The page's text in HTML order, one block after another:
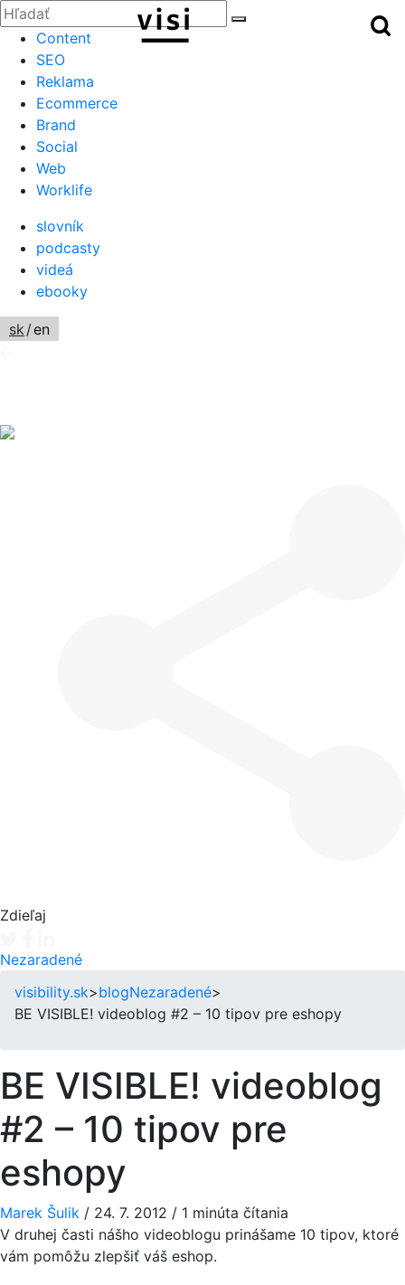
Zatvoriť
Hľadať:
Menu
Content
SEO
Reklama
Ecommerce
Brand
Social
Web
Worklife
slovník
podcasty
videá
ebooky
sk/en
Zdieľaj
Nezaradené
visibility.sk>blogNezaradené>
BE VISIBLE! videoblog #2 – 10 tipov pre eshopy
BE VISIBLE! videoblog
#2 – 10 tipov pre
eshopy
Marek Šulik / 24. 7. 2012 / 1 minúta čítania
V druhej časti nášho videoblogu prinášame 10 tipov, ktoré
vám pomôžu zlepšiť váš eshop.